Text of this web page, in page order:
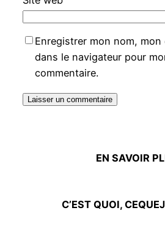
Enregistrer mon nom,
dans le navigateur pour
commentaire.
EN SAVOIR
C’EST QUOI,